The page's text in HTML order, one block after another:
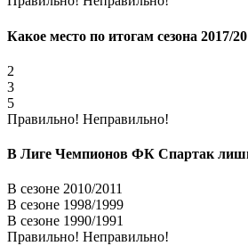
Какое место по итогам сезона
2
3
5
Правильно! Неправильно!
В Лиге Чемпионов ФК Спартак лишь
В сезоне 2010/2011
В сезоне 1998/1999
В сезоне 1990/1991
Правильно! Неправильно!